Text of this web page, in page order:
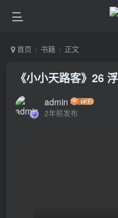
首页 书籍 正文
《小小天路客》26
admin
2年前发布